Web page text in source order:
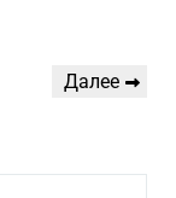
Следующая
Далее